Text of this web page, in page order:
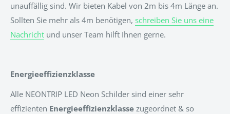
unauffällig sind. Wir bieten Kabel von 2m bis 4m Länge an.
Sollten Sie mehr als 4m benötigen, schreiben Sie uns eine
Nachricht und unser Team hilft Ihnen gerne.
Energieeffizienzklasse
Alle NEONTRIP LED Neon Schilder sind einer sehr
effizienten Energieeffizienzklasse zugeordnet & so